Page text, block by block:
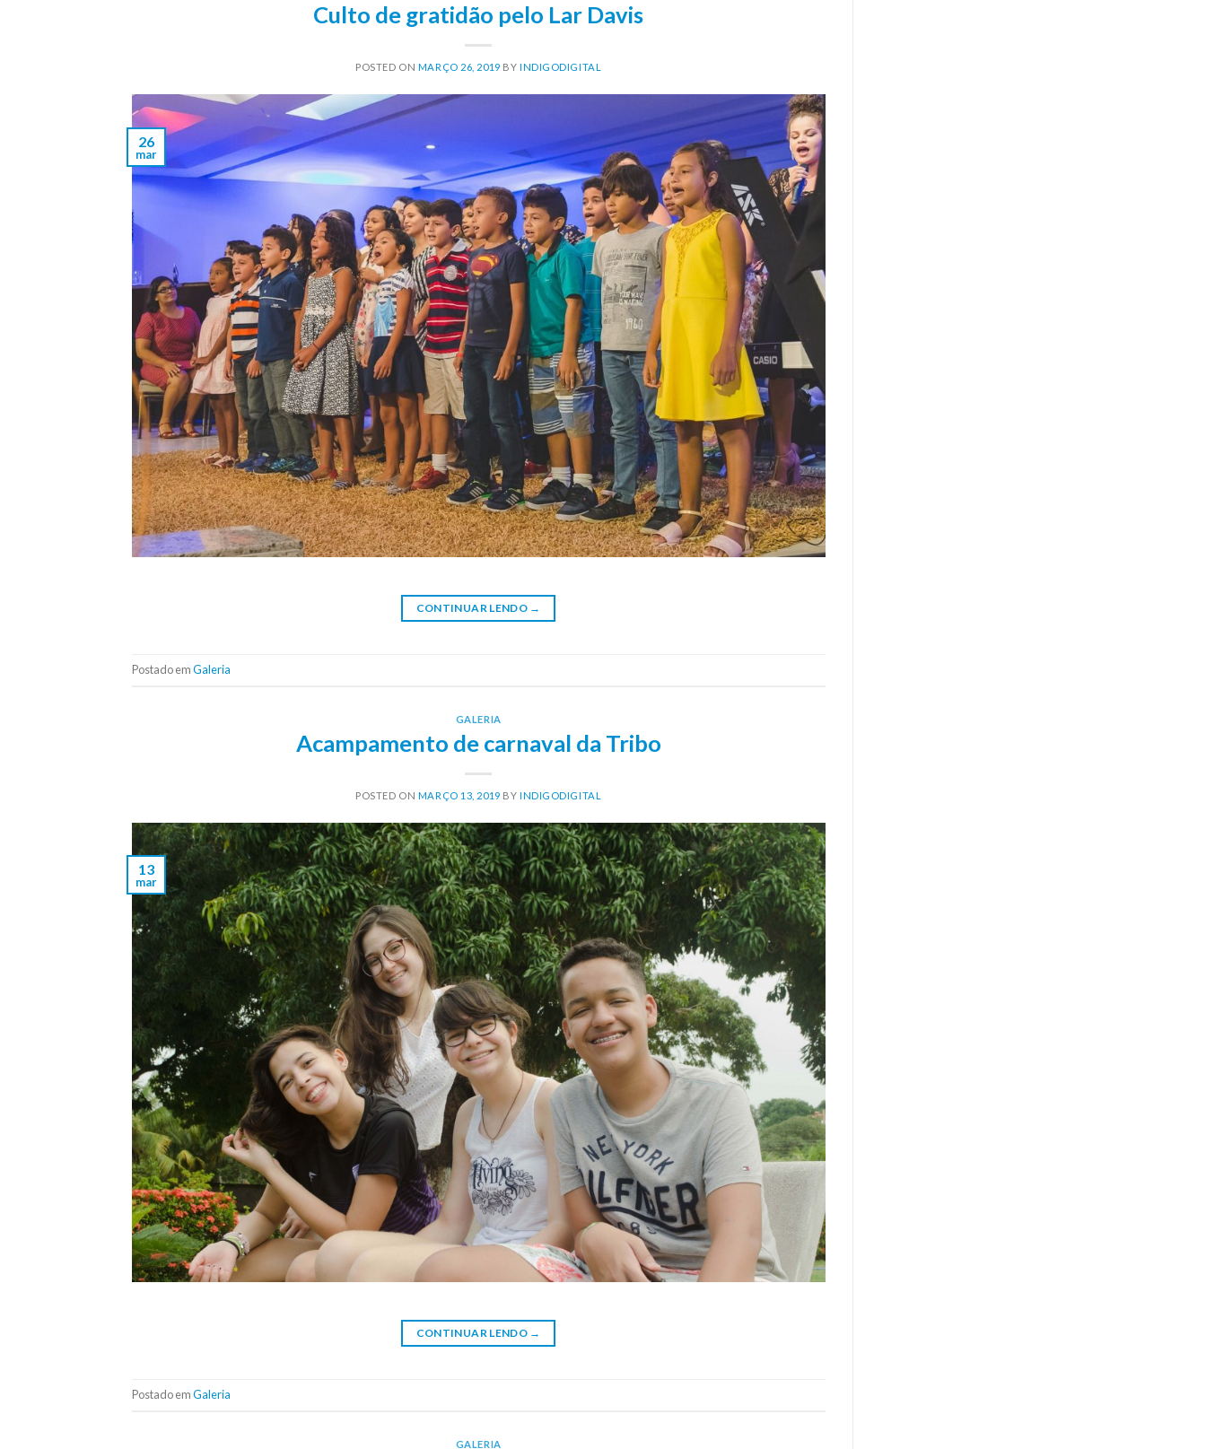
Culto de gratidão pelo Lar Davis
POSTED ON MARÇO 26, 2019 BY INDIGODIGITAL
26
mar
CONTINUAR LENDO →
Postado emGaleria
GALERIA
Acampamento de carnaval da Tribo
POSTED ON MARÇO 13, 2019 BY INDIGODIGITAL
13
mar
CONTINUAR LENDO →
Postado emGaleria
GALERIA